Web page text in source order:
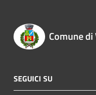
Comune
SEGUICI SU